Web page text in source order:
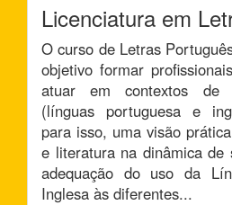
Licenciatura em
O curso de Letras
objetivo formar
atuar em contextos de
(línguas portuguesa e
para isso, uma visão
e literatura na dinâmica
adequação do uso da
Inglesa às diferentes...